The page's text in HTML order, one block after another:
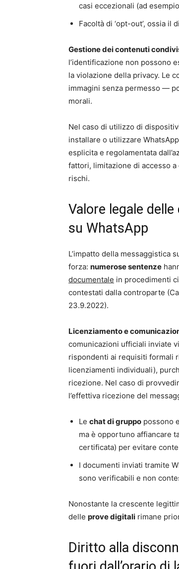
casi eccezionali (ad
Facoltà di ‘opt-out’, ossia
Gestione dei contenuti
l’identificazione non possono
la violazione della privacy. Le
immagini senza permesso —
morali.
Nel caso di utilizzo di
installare o utilizzare
esplicita e regolamentata
fattori, limitazione di accesso
rischi.
Valore legale
su WhatsApp
L’impatto della messaggistica
forza: numerose sentenze
documentale in procedimenti
contestati dalla controparte
23.9.2022).
Licenziamento e
comunicazioni ufficiali inviate
rispondenti ai requisiti formali
licenziamenti individuali),
ricezione. Nel caso di
l’effettiva ricezione del
Le chat di gruppo possono
ma è opportuno affiancare
certificata) per evitare
I documenti inviati tramite
sono verificabili e non
Nonostante la crescente
delle prove digitali rimane
Diritto alla